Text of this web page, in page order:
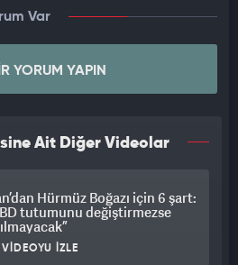
Var
YORUM YAPIN
Ait Diğer Videolar
Hürmüz Boğazı için 6 şart:
tutumunu değiştirmezse
VIDEOYU İZLE